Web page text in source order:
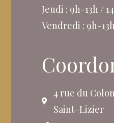
Jeudi : 9h-13h /
Vendredi : 9h-
4 rue du
Saint-Lizier